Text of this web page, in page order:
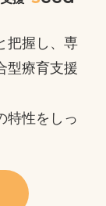
把握し、専
型療育支援
特性をしっ